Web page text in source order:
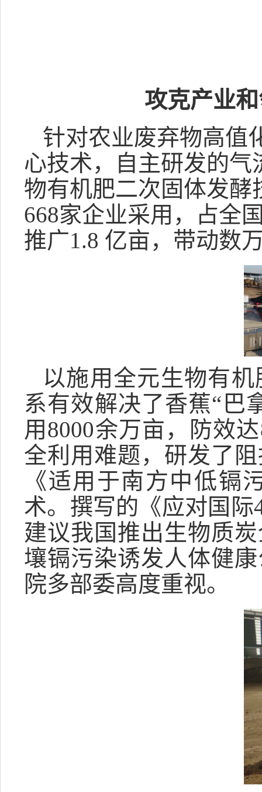
攻克产业
针对农业废弃物高值
心技术，自主研发的
物有机肥二次固体发
668家企业采用，占全
推广1.8 亿亩，带动数
以施用全元生物有
系有效解决了香蕉“巴
用8000余万亩，防效
全利用难题，研发了
《适用于南方中低镉
术。撰写的《应对国
建议我国推出生物质
壤镉污染诱发人体健
院多部委高度重视。